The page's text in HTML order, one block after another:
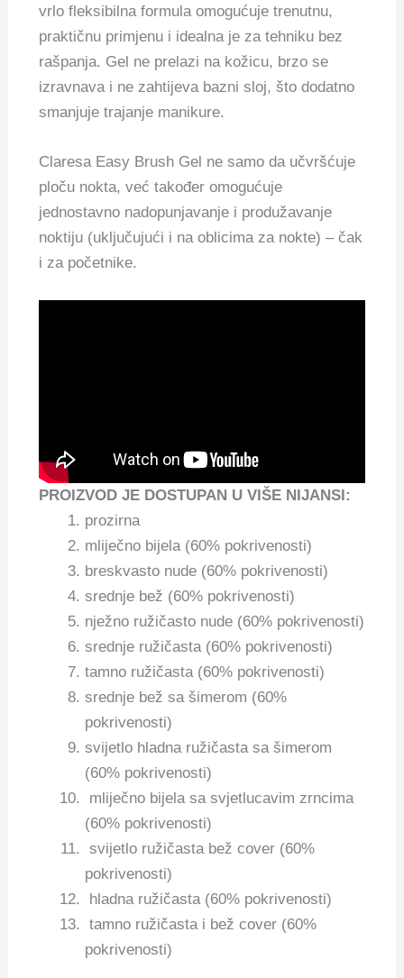
vrlo fleksibilna formula omogućuje trenutnu,
praktičnu primjenu i idealna je za tehniku bez
rašpanja. Gel ne prelazi na kožicu, brzo se
izravnava i ne zahtijeva bazni sloj, što dodatno
smanjuje trajanje manikure.
Claresa Easy Brush Gel ne samo da učvršćuje
ploču nokta, već također omogućuje
jednostavno nadopunjavanje i produžavanje
noktiju (uključujući i na oblicima za nokte) ‒ čak
i za početnike.
PROIZVOD JE DOSTUPAN U VIŠE NIJANSI:
prozirna
mliječno bijela (60% pokrivenosti)
breskvasto nude (60% pokrivenosti)
srednje bež (60% pokrivenosti)
nježno ružičasto nude (60% pokrivenosti)
srednje ružičasta (60% pokrivenosti)
tamno ružičasta (60% pokrivenosti)
srednje bež sa šimerom (60%
pokrivenosti)
svijetlo hladna ružičasta sa šimerom
(60% pokrivenosti)
mliječno bijela sa svjetlucavim zrncima
(60% pokrivenosti)
svijetlo ružičasta bež cover (60%
pokrivenosti)
hladna ružičasta (60% pokrivenosti)
tamno ružičasta i bež cover (60%
pokrivenosti)